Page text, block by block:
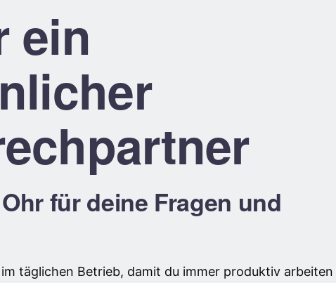
ein
für deine Fragen und
täglichen Betrieb, damit du immer produktiv arbeiten